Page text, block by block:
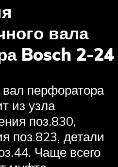
вала
Bosch 2-24
перфоратора
из узла
поз.830,
поз.823, детали
Чаще всего